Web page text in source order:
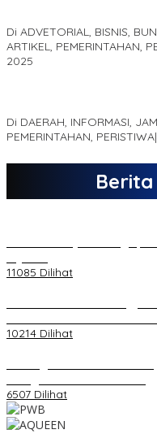
Di ADVETORIAL, BISNIS,
ARTIKEL, PEMERINTAHAN,
2025
Di DAERAH, INFORMASI,
PEMERINTAHAN, PERISTIWA|
11085 Dilihat
10214 Dilihat
6507 Dilihat